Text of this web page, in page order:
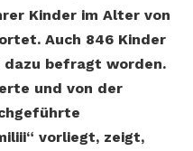
Kinder im Alter von
Auch 846 Kinder
dazu befragt worden.
und von der
vorliegt, zeigt,